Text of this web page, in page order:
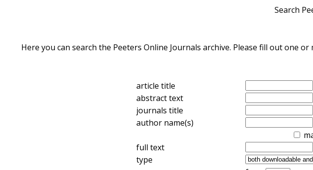
Search
Here you can search the Peeters Online Journals archive. Please fill out one
article title
abstract text
journals title
author name(s)
full text
type